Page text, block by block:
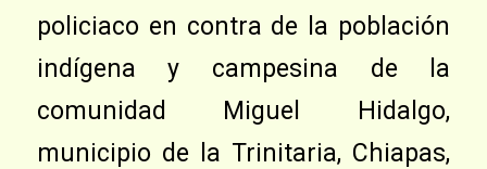
policiaco en contra de la población
indígena y campesina de la
comunidad Miguel Hidalgo,
municipio de la Trinitaria, Chiapas,